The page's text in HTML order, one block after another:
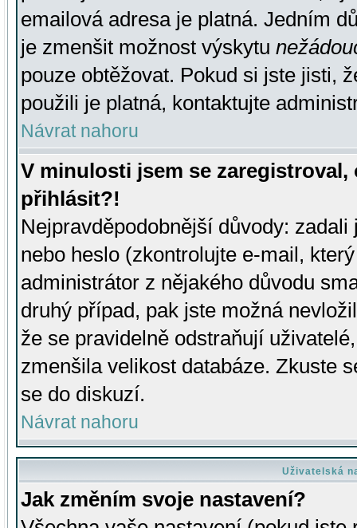
emailová adresa je platná. Jedním
je zmenšit možnost výskytu
pouze obtěžovat. Pokud si jste jisti,
použili je platná, kontaktujte
Návrat nahoru
V minulosti jsem se
přihlásit?!
Nejpravděpodobnější důvody:
nebo heslo (zkontrolujte e-mail,
administrátor z nějakého důvodu
druhý případ, pak jste možná
že se pravidelně odstraňují
zmenšila velikost databáze. Zkuste
se do diskuzí.
Návrat nahoru
Uživatelská
Jak změním svoje nastavení?